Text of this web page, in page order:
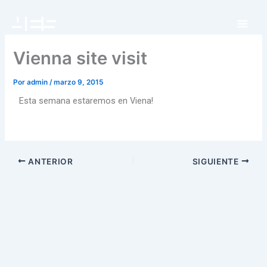
Vienna site visit
Poradmin/marzo 9, 2015
Esta semana estaremos en Viena!
ANTERIOR SIGUIENTE